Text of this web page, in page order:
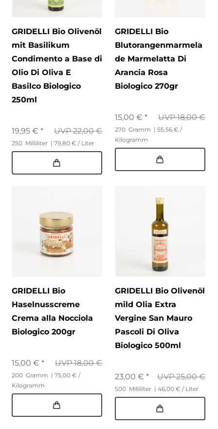
GRIDELLI Bio Olivenöl
mit Basilikum
Condimento a Base di
Olio Di Oliva E
Basilco Biologico
250ml
UVP 22,00 €
19,95 € *
250 Milliliter | 79,80 € / Liter
GRIDELLI Bio
Blutorangenmarmela
de Marmelatta Di
Arancia Rosa
Biologico 270gr
UVP 18,00 €
15,00 € *
270 Gramm | 55,56 € /
Kilogramm
GRIDELLI Bio
Haselnusscreme
Crema alla Nocciola
Biologico 200gr
UVP 18,00 €
15,00 € *
200 Gramm | 75,00 € /
Kilogramm
GRIDELLI Bio Olivenöl
mild Olia Extra
Vergine San Mauro
Pascoli Di Oliva
Biologico 500ml
UVP 25,00 €
23,00 € *
500 Milliliter | 46,00 € / Liter